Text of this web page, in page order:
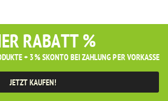
RABATT %
+ 3% SKONTO BEI ZAHLUNG PER VORKASSE
JETZT KAUFEN!